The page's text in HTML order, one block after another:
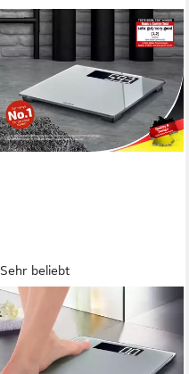
Sehr beliebt
SOEHNLE
Personenwaage Style Sense
Comfort 600, 1-tlg., LCD-
Anzeige, flaches Design, bis